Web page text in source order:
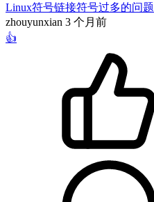
Linux符号链接符号过多的问题
zhouyunxian 3 个月前
👍